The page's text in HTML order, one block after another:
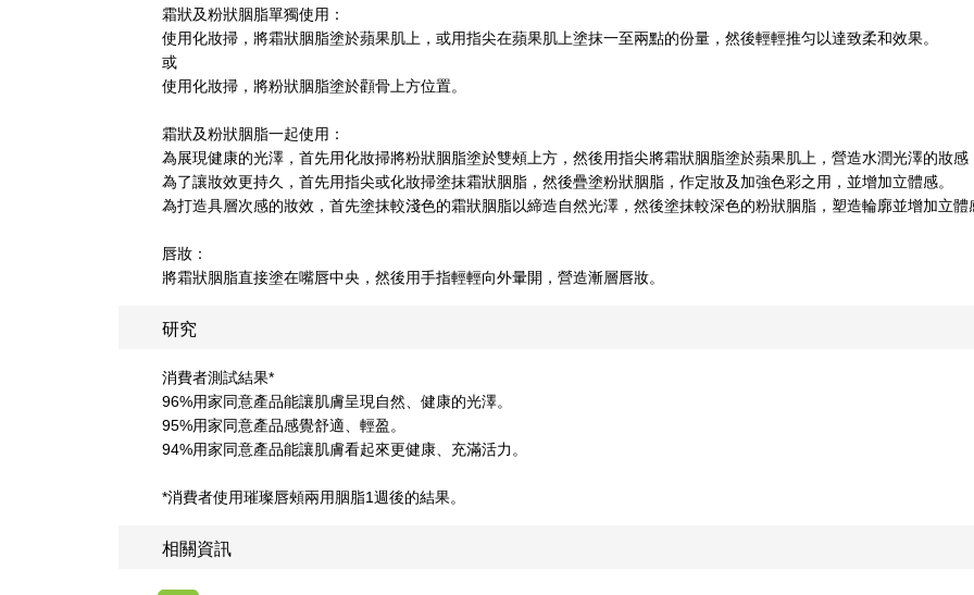
霜狀及粉狀胭脂單獨使用：
使用化妝掃，將霜狀胭脂塗於蘋果肌上，或用指尖在蘋果肌上塗抹一至兩點的份量，然後輕輕推匀以達致柔和效果。
或
使用化妝掃，將粉狀胭脂塗於顴骨上方位置。
霜狀及粉狀胭脂一起使用：
為展現健康的光澤，首先用化妝掃將粉狀胭脂塗於雙頰上方，然後用指尖將霜狀胭脂塗於蘋果肌上，營造水潤光澤的妝感
為了讓妝效更持久，首先用指尖或化妝掃塗抹霜狀胭脂，然後疊塗粉狀胭脂，作定妝及加強色彩之用，並增加立體感。
為打造具層次感的妝效，首先塗抹較淺色的霜狀胭脂以締造自然光澤，然後塗抹較深色的粉狀胭脂，塑造輪廓並增加立體
唇妝：
將霜狀胭脂直接塗在嘴唇中央，然後用手指輕輕向外暈開，營造漸層唇妝。
研究
消費者測試結果*
96%用家同意產品能讓肌膚呈現自然、健康的光澤。
95%用家同意產品感覺舒適、輕盈。
94%用家同意產品能讓肌膚看起來更健康、充滿活力。
*消費者使用璀璨唇頰兩用胭脂1週後的結果。
相關資訊